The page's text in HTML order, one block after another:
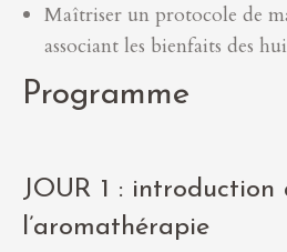
Maîtriser un protocole de
associant les bienfaits des
Programme
JOUR 1 : introduction
l’aromathérapie